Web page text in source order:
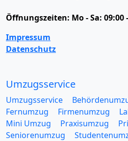
Öffnungszeiten: Mo - Sa: 09:00
Impressum
Datenschutz
Umzugsservice
Umzugsservice
Fernumzug
Firmenumzug
Mini Umzug
Praxisumzug
Seniorenumzug